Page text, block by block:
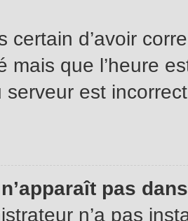
certain d’avoir
mais que l’heure
serveur est
pas
n’a pas